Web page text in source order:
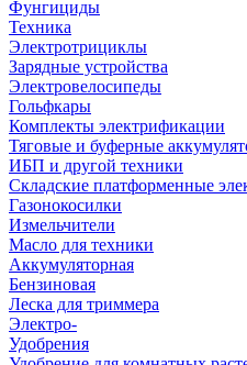
Фунгициды
Техника
Электротрициклы
Зарядные устройства
Электровелосипеды
Гольфкары
Комплекты электрификации
Тяговые и буферные
ИБП и другой техники
Складские платформенные
Газонокосилки
Измельчители
Масло для техники
Аккумуляторная
Бензиновая
Леска для триммера
Электро-
Удобрения